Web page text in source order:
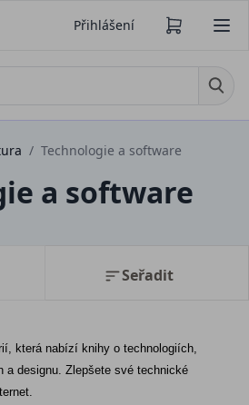
Přihlášení
/ Technologie a software
a software
Seřadit
která nabízí knihy o technologiích,
designu. Zlepšete své technické